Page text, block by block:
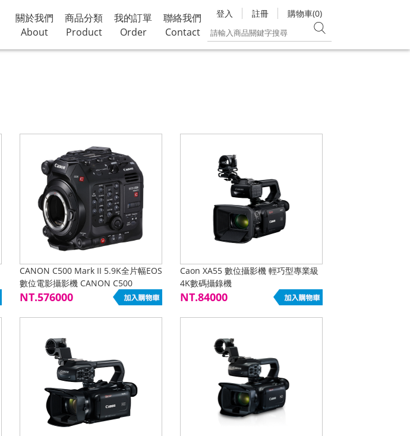
關於我們
About
商品分類
Product
我的訂單
Order
聯絡我們
Contact
登入 註冊 購物車(0)
CANON C500 Mark II 5.9K全片幅EOS
數位電影攝影機 CANON C500
NT.576000
Caon XA55 數位攝影機 輕巧型專業級
4K數碼攝錄機
NT.84000